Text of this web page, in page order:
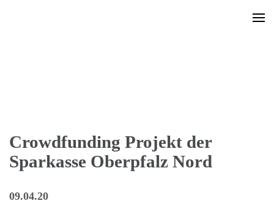
Crowdfunding Projekt der
Sparkasse Oberpfalz Nord
09.04.20